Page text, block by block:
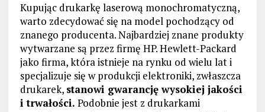
Kupując drukarkę laserową monochromatyczną,
warto zdecydować się na model pochodzący od
znanego producenta. Najbardziej znane produkty
wytwarzane są przez firmę HP. Hewlett-Packard
jako firma, która istnieje na rynku od wielu lat i
specjalizuje się w produkcji elektroniki, zwłaszcza
drukarek, stanowi gwarancję wysokiej jakości
i trwałości. Podobnie jest z drukarkami